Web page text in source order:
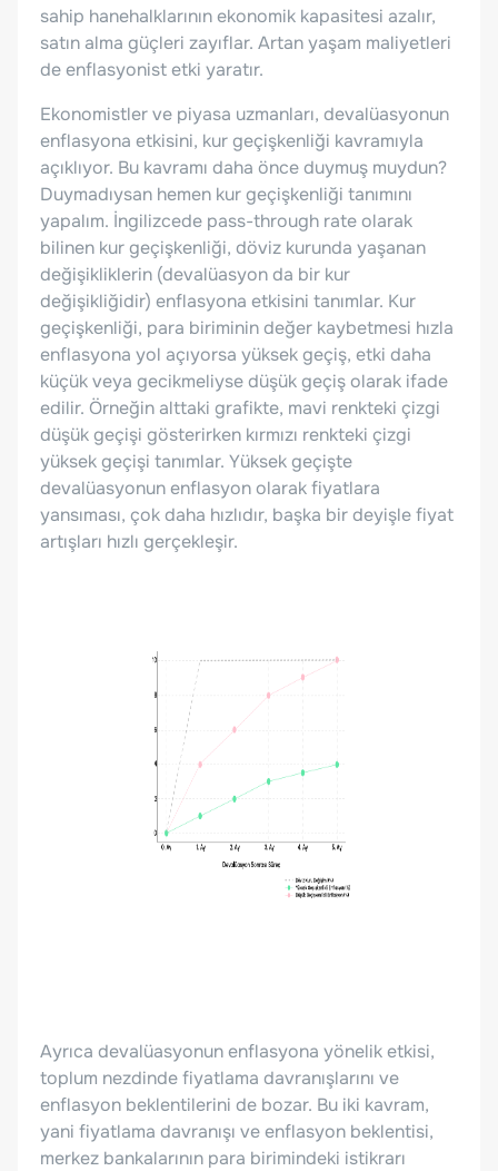
sahip hanehalklarının ekonomik kapasitesi azalır,
satın alma güçleri zayıflar. Artan yaşam maliyetleri
de enflasyonist etki yaratır.
Ekonomistler ve piyasa uzmanları, devalüasyonun
enflasyona etkisini, kur geçişkenliği kavramıyla
açıklıyor. Bu kavramı daha önce duymuş muydun?
Duymadıysan hemen kur geçişkenliği tanımını
yapalım. İngilizcede pass-through rate olarak
bilinen kur geçişkenliği, döviz kurunda yaşanan
değişikliklerin (devalüasyon da bir kur
değişikliğidir) enflasyona etkisini tanımlar. Kur
geçişkenliği, para biriminin değer kaybetmesi hızla
enflasyona yol açıyorsa yüksek geçiş, etki daha
küçük veya gecikmeliyse düşük geçiş olarak ifade
edilir. Örneğin alttaki grafikte, mavi renkteki çizgi
düşük geçişi gösterirken kırmızı renkteki çizgi
yüksek geçişi tanımlar. Yüksek geçişte
devalüasyonun enflasyon olarak fiyatlara
yansıması, çok daha hızlıdır, başka bir deyişle fiyat
artışları hızlı gerçekleşir.
Ayrıca devalüasyonun enflasyona yönelik etkisi,
toplum nezdinde fiyatlama davranışlarını ve
enflasyon beklentilerini de bozar. Bu iki kavram,
yani fiyatlama davranışı ve enflasyon beklentisi,
merkez bankalarının para birimindeki istikrarı